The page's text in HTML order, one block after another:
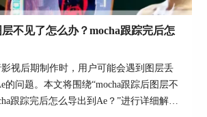
不见了怎么办？mocha跟踪完后怎
影视后期制作时，用户可能会遇到图层丢
的问题。本文将围绕“mocha跟踪后图层不
跟踪完后怎么导出到Ae？”进行详细解